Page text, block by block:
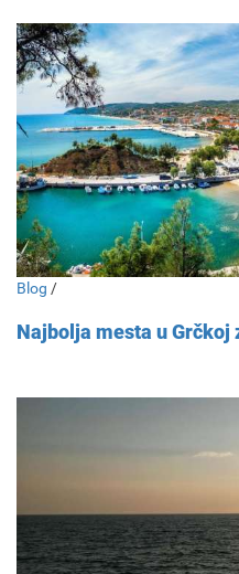
Blog /
Najbolja mesta u Grčkoj